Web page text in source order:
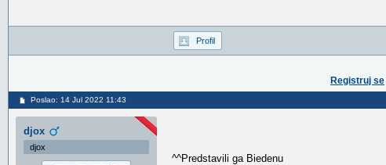
Profil
Registruj se
Poslao: 14 Jul 2022 11:43
djox
djox
^^Predstavili ga Biedenu